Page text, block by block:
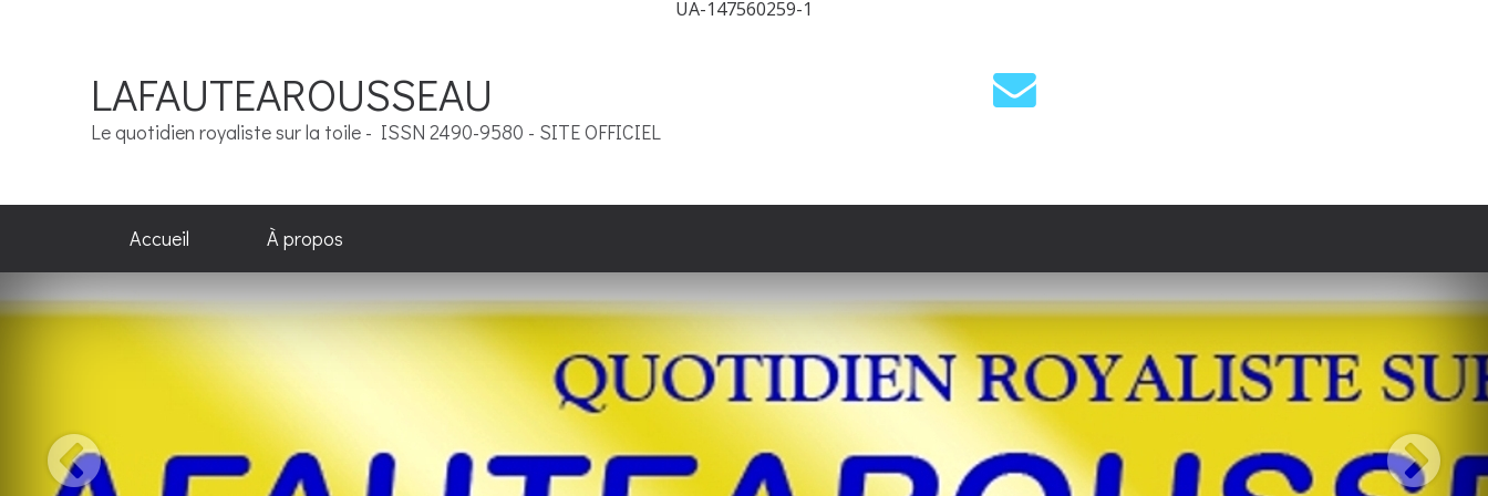
UA-147560259-1
LAFAUTEAROUSSEAU
Le quotidien royaliste sur la toile - ISSN 2490-9580 - SITE OFFICIEL
Accueil À propos